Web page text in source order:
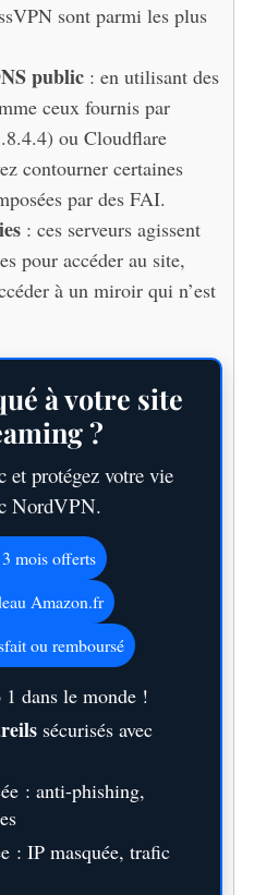
sont parmi les plus
public: en utilisant des
ceux fournis par
ou Cloudflare
contourner certaines
par des FAI.
: ces serveurs agissent
pour accéder au site,
à un miroir qui n’est
à votre site
?
et protégez votre vie
NordVPN.
mois offerts
Amazon.fr
ou remboursé
dans le monde !
sécurisés avec
: anti-phishing,
: IP masquée, trafic